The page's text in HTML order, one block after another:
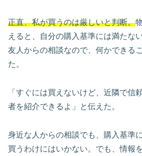
正直、私が買うのは厳しいと判断。
えると、自分の購入基準には満たな
友人からの相談なので、何かできる
た。
「すぐには買えないけど、近隣で信
者を紹介できるよ」と伝えた。
身近な人からの相談でも、購入基準
買うわけにはいかない。でも、情報